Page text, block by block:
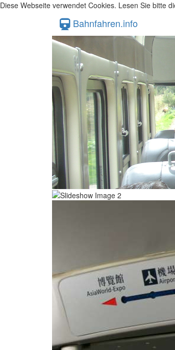
Diese Webseite verwendet Cookies. Lesen Sie bitte
Bahnfahren.info